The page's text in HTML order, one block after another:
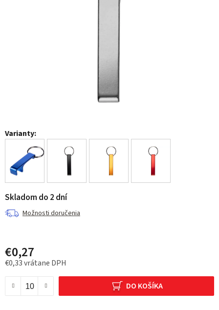
Varianty:
Skladom do 2 dní
Možnosti doručenia
€0,27
€0,33 vrátane DPH
DO KOŠÍKA